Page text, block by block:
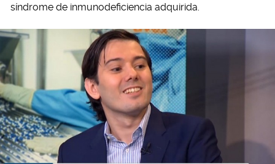
síndrome de inmunodeficiencia adquirida.